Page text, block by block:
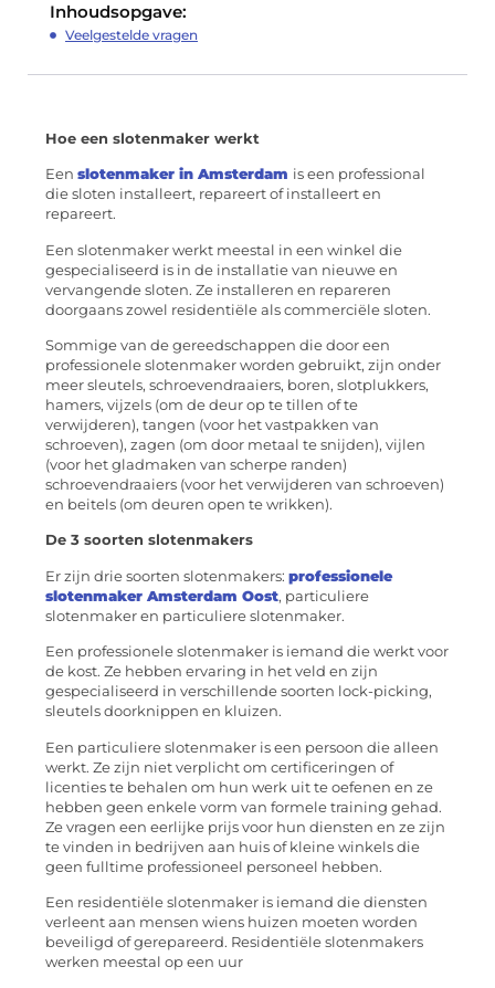
Inhoudsopgave:
Veelgestelde vragen
Hoe een slotenmaker werkt
Een slotenmaker in Amsterdam is een professional
die sloten installeert, repareert of installeert en
repareert.
Een slotenmaker werkt meestal in een winkel die
gespecialiseerd is in de installatie van nieuwe en
vervangende sloten. Ze installeren en repareren
doorgaans zowel residentiële als commerciële sloten.
Sommige van de gereedschappen die door een
professionele slotenmaker worden gebruikt, zijn onder
meer sleutels, schroevendraaiers, boren, slotplukkers,
hamers, vijzels (om de deur op te tillen of te
verwijderen), tangen (voor het vastpakken van
schroeven), zagen (om door metaal te snijden), vijlen
(voor het gladmaken van scherpe randen)
schroevendraaiers (voor het verwijderen van schroeven)
en beitels (om deuren open te wrikken).
De 3 soorten slotenmakers
Er zijn drie soorten slotenmakers: professionele
slotenmaker Amsterdam Oost, particuliere
slotenmaker en particuliere slotenmaker.
Een professionele slotenmaker is iemand die werkt voor
de kost. Ze hebben ervaring in het veld en zijn
gespecialiseerd in verschillende soorten lock-picking,
sleutels doorknippen en kluizen.
Een particuliere slotenmaker is een persoon die alleen
werkt. Ze zijn niet verplicht om certificeringen of
licenties te behalen om hun werk uit te oefenen en ze
hebben geen enkele vorm van formele training gehad.
Ze vragen een eerlijke prijs voor hun diensten en ze zijn
te vinden in bedrijven aan huis of kleine winkels die
geen fulltime professioneel personeel hebben.
Een residentiële slotenmaker is iemand die diensten
verleent aan mensen wiens huizen moeten worden
beveiligd of gerepareerd. Residentiële slotenmakers
werken meestal op een uur